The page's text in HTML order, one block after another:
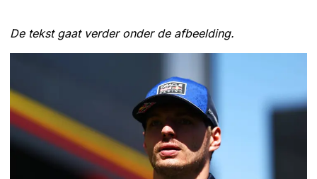
De tekst gaat verder onder de afbeelding.